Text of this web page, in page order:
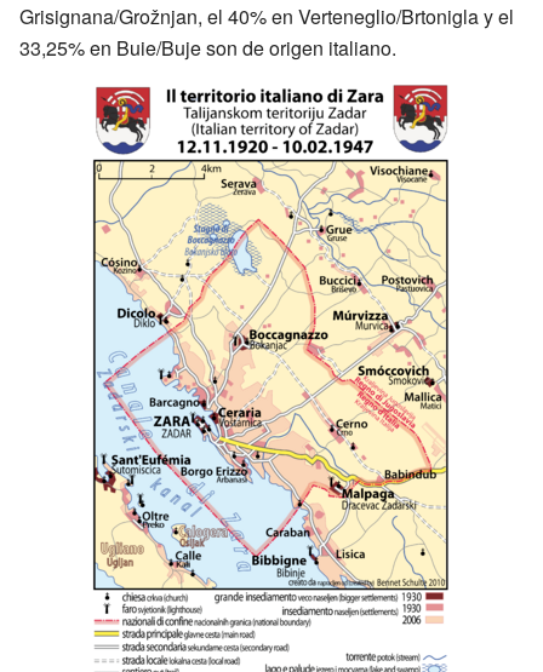
Grisignana/Grožnjan, el 40% en Verteneglio/Brtonigla y el
33,25% en Buie/Buje son de origen italiano.